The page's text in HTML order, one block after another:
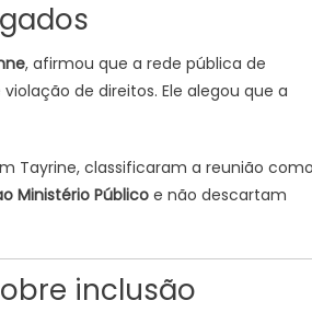
, afirmou que a rede pública de
de direitos. Ele alegou que a
Tayrine, classificaram a reunião
Ministério Públicoe não descartam
inclusão